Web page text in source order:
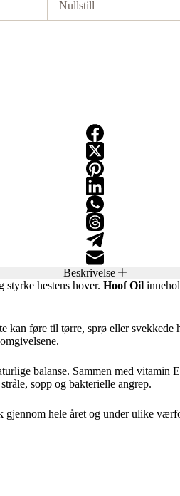
Nullstill
Beskrivelse
hestens hover. Hoof Oil
føre til tørre, sprø eller svekkede
balanse. Sammen med
sopp og bakterielle angrep.
hele året og under ulike